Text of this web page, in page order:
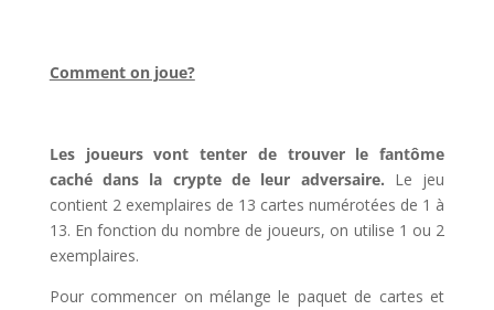
Comment on joue?
Les joueurs vont tenter de trouver le fantôme
caché dans la crypte de leur adversaire. Le jeu
contient 2 exemplaires de 13 cartes numérotées de 1 à
13. En fonction du nombre de joueurs, on utilise 1 ou 2
exemplaires.
Pour commencer on mélange le paquet de cartes et